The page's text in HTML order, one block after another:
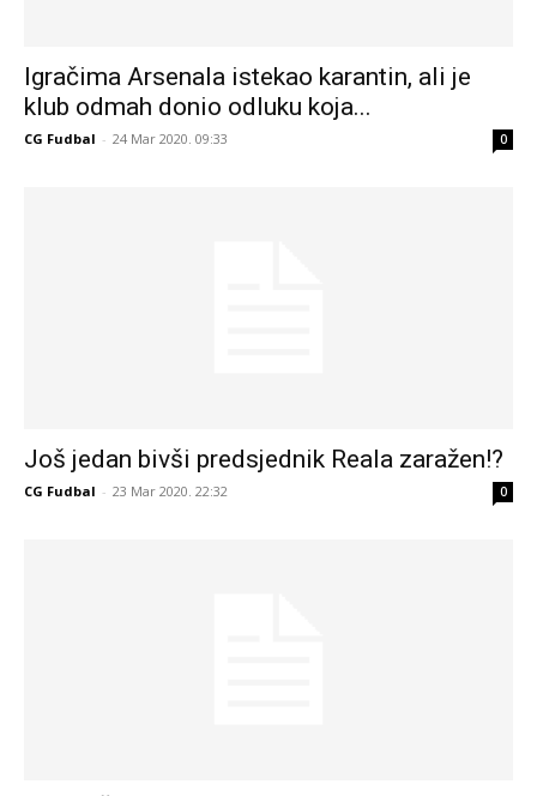
Igračima Arsenala istekao karantin, ali je
klub odmah donio odluku koja...
CG Fudbal - 24 Mar 2020. 09:33 0
Još jedan bivši predsjednik Reala zaražen!?
CG Fudbal - 23 Mar 2020. 22:32 0